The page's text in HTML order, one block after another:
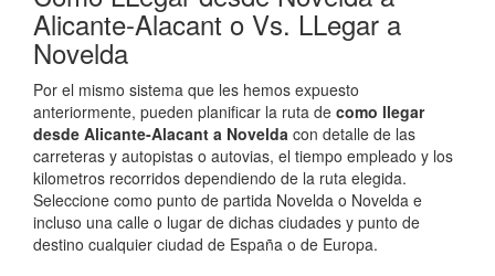
Alicante-Alacant o Vs. LLegar a
Novelda
Por el mismo sistema que les hemos expuesto
anteriormente, pueden planificar la ruta de como llegar
desde Alicante-Alacant a Novelda con detalle de las
carreteras y autopistas o autovias, el tiempo empleado y los
kilometros recorridos dependiendo de la ruta elegida.
Seleccione como punto de partida Novelda o Novelda e
incluso una calle o lugar de dichas ciudades y punto de
destino cualquier ciudad de España o de Europa.